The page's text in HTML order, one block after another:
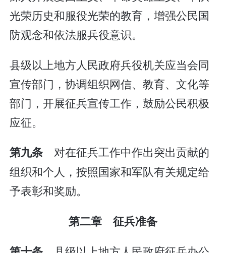
光荣历史和服役光荣的教育，增强公民国
防观念和依法服兵役意识。
县级以上地方人民政府兵役机关应当会同
宣传部门，协调组织网信、教育、文化等
部门，开展征兵宣传工作，鼓励公民积极
应征。
第九条 对在征兵工作中作出突出贡献的
组织和个人，按照国家和军队有关规定给
予表彰和奖励。
第二章 征兵准备